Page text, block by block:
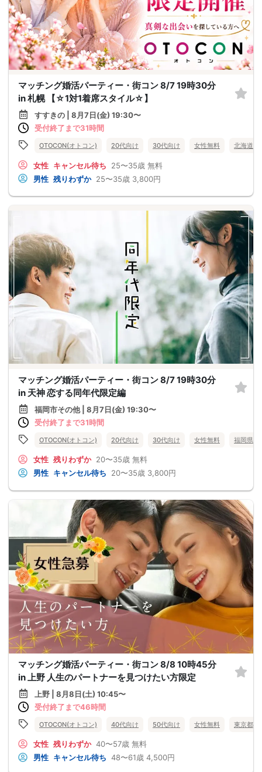
マッチング婚活パーティー・街コン 8/7 19時30分
in 札幌 【☆1対1着席スタイル☆】
すすきの | 8月7日(金) 19:30〜
受付終了まで31時間
OTOCON(オトコン) 20代向け 30代向け 女性無料 北海道
女性 キャンセル待ち 25〜35歳 無料
男性 残りわずか 25〜35歳 3,800円
マッチング婚活パーティー・街コン 8/7 19時30分
in 天神 恋する同年代限定編
福岡市その他 | 8月7日(金) 19:30〜
受付終了まで31時間
OTOCON(オトコン) 20代向け 30代向け 女性無料 福岡県
女性 残りわずか 20〜35歳 無料
男性 キャンセル待ち 20〜35歳 3,800円
マッチング婚活パーティー・街コン 8/8 10時45分
in 上野 人生のパートナーを見つけたい方限定
上野 | 8月8日(土) 10:45〜
受付終了まで46時間
OTOCON(オトコン) 40代向け 50代向け 女性無料 東京都
女性 残りわずか 40〜57歳 無料
男性 キャンセル待ち 48〜61歳 4,500円